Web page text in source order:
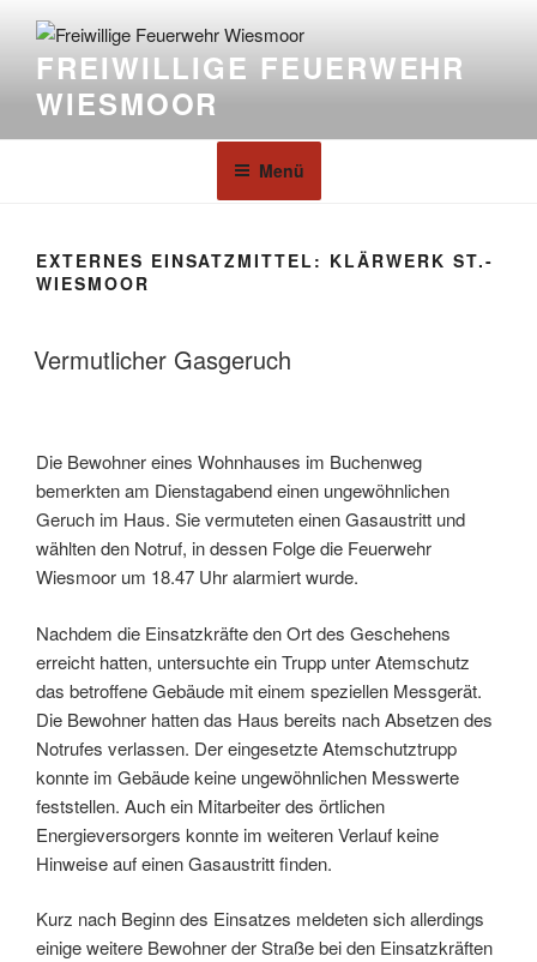
FREIWILLIGE FEUERWEHR
WIESMOOR
Menü
EXTERNES EINSATZMITTEL: KLÄRWERK ST.-
WIESMOOR
Vermutlicher Gasgeruch
Die Bewohner eines Wohnhauses im Buchenweg
bemerkten am Dienstagabend einen ungewöhnlichen
Geruch im Haus. Sie vermuteten einen Gasaustritt und
wählten den Notruf, in dessen Folge die Feuerwehr
Wiesmoor um 18.47 Uhr alarmiert wurde.
Nachdem die Einsatzkräfte den Ort des Geschehens
erreicht hatten, untersuchte ein Trupp unter Atemschutz
das betroffene Gebäude mit einem speziellen Messgerät.
Die Bewohner hatten das Haus bereits nach Absetzen des
Notrufes verlassen. Der eingesetzte Atemschutztrupp
konnte im Gebäude keine ungewöhnlichen Messwerte
feststellen. Auch ein Mitarbeiter des örtlichen
Energieversorgers konnte im weiteren Verlauf keine
Hinweise auf einen Gasaustritt finden.
Kurz nach Beginn des Einsatzes meldeten sich allerdings
einige weitere Bewohner der Straße bei den Einsatzkräften